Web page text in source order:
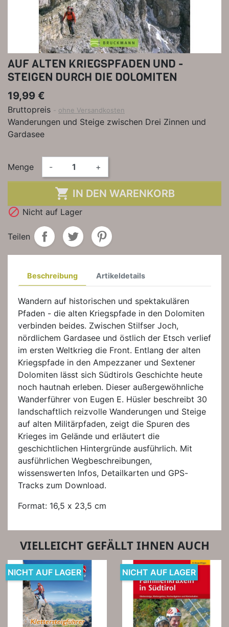
AUF ALTEN KRIEGSPFADEN UND -
STEIGEN DURCH DIE DOLOMITEN
19,99 €
Bruttopreis ohne Versandkosten
Wanderungen und Steige zwischen Drei Zinnen und
Gardasee
Menge - +
 IN DEN WARENKORB
 Nicht auf Lager
Teilen
Beschreibung Artikeldetails
Wandern auf historischen und spektakulären
Pfaden - die alten Kriegspfade in den Dolomiten
verbinden beides. Zwischen Stilfser Joch,
nördlichem Gardasee und östlich der Etsch verlief
im ersten Weltkrieg die Front. Entlang der alten
Kriegspfade in den Ampezzaner und Sextener
Dolomiten lässt sich Südtirols Geschichte heute
noch hautnah erleben. Dieser außergewöhnliche
Wanderführer von Eugen E. Hüsler beschreibt 30
landschaftlich reizvolle Wanderungen und Steige
auf alten Militärpfaden, zeigt die Spuren des
Krieges im Gelände und erläutert die
geschichtlichen Hintergründe ausführlich. Mit
ausführlichen Wegbeschreibungen,
wissenswerten Infos, Detailkarten und GPS-
Tracks zum Download.
Format: 16,5 x 23,5 cm
VIELLEICHT GEFÄLLT IHNEN AUCH
NICHT AUF LAGER NICHT AUF LAGER